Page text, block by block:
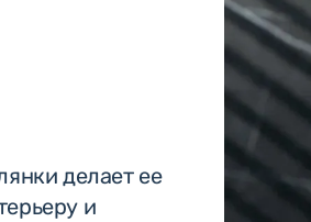
делает ее
и